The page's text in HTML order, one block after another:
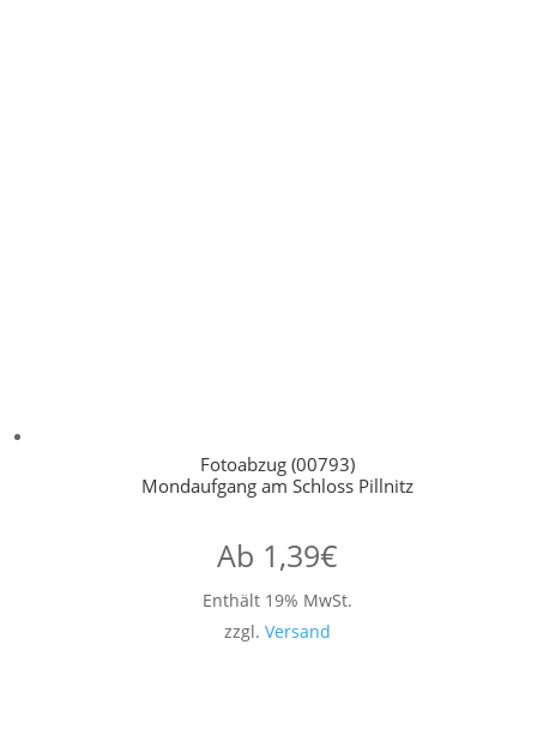
Fotoabzug (00793)
Mondaufgang am Schloss Pillnitz
Ab 1,39€
Enthält 19% MwSt.
zzgl. Versand